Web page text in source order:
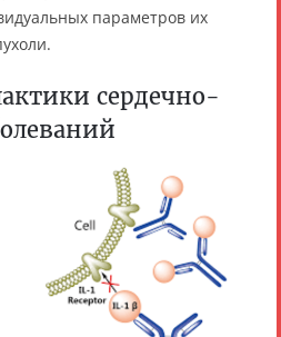
параметров их
сердечно-